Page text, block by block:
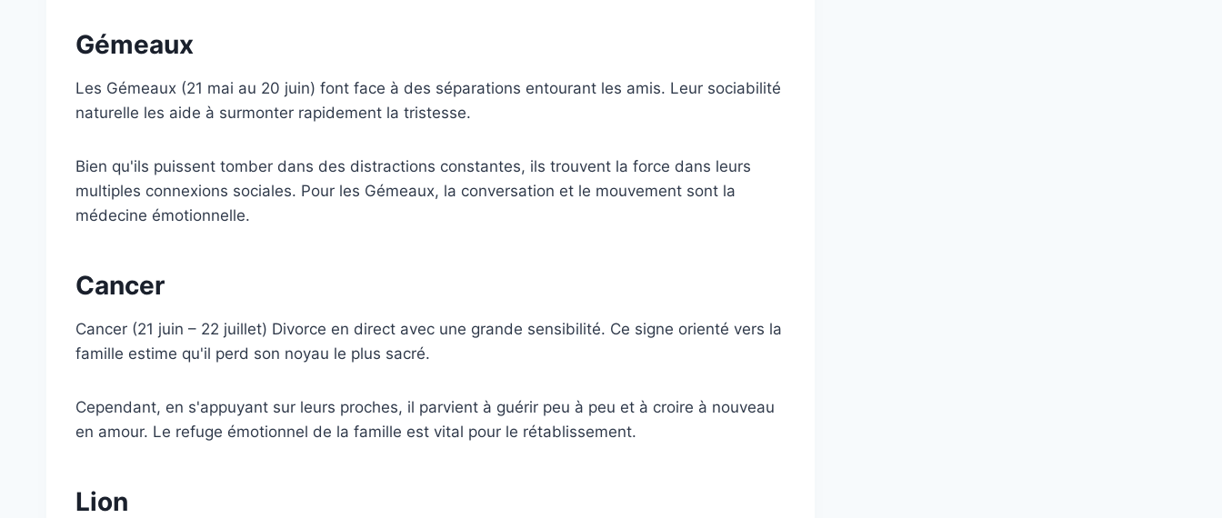
Gémeaux
Les Gémeaux (21 mai au 20 juin) font face à des séparations entourant les amis. Leur sociabilité
naturelle les aide à surmonter rapidement la tristesse.
Bien qu'ils puissent tomber dans des distractions constantes, ils trouvent la force dans leurs
multiples connexions sociales. Pour les Gémeaux, la conversation et le mouvement sont la
médecine émotionnelle.
Cancer
Cancer (21 juin – 22 juillet) Divorce en direct avec une grande sensibilité. Ce signe orienté vers la
famille estime qu'il perd son noyau le plus sacré.
Cependant, en s'appuyant sur leurs proches, il parvient à guérir peu à peu et à croire à nouveau
en amour. Le refuge émotionnel de la famille est vital pour le rétablissement.
Lion